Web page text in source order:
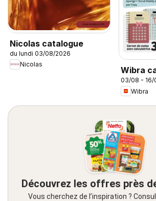
Nicolas catalogue
du lundi 03/08/2026
Nicolas
Wibra
03/08 - 16/
Wibra
Découvrez les offres près
Vous cherchez de l’inspiration ?